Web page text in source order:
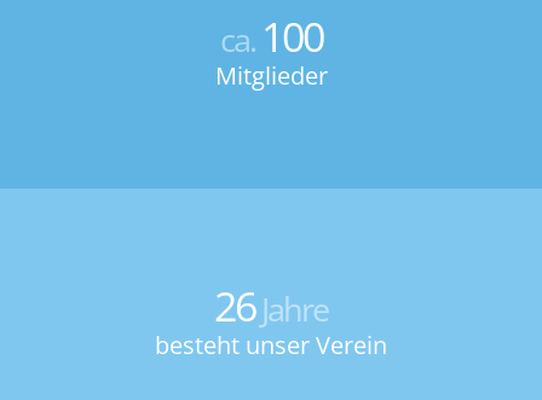
ca. 100
Mitglieder
26Jahre
besteht unser Verein